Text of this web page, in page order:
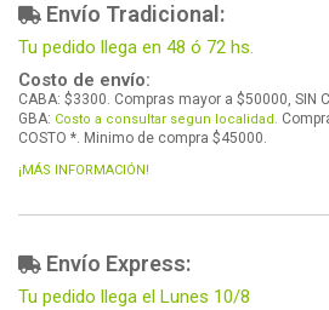
Envío Tradicional:
Tu pedido llega en 48 ó 72 hs.
Costo de envío:
CABA: $3300. Compras mayor a $50000, SIN
GBA: Costo a consultar segun localidad.
COSTO *. Minimo de compra $45000.
¡MÁS INFORMACIÓN!
Envío Express:
Tu pedido llega el Lunes 10/8